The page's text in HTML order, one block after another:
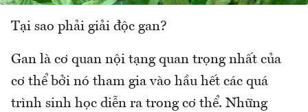
Tại sao phải giải độc gan?
Gan là cơ quan nội tạng quan trọng nhất của
cơ thể bởi nó tham gia vào hầu hết các quá
trình sinh học diễn ra trong cơ thể. Những